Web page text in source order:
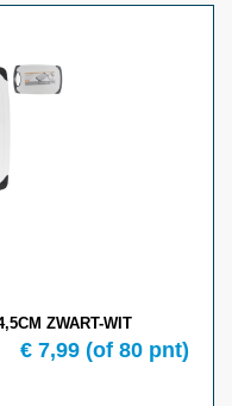
ZWART-WIT
€ 7,99 (of 80 pnt)